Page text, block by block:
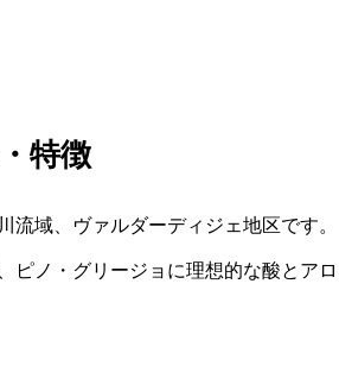
特徴
域、ヴァルダーディジェ地区です。
ピノ・グリージョに理想的な酸とアロ